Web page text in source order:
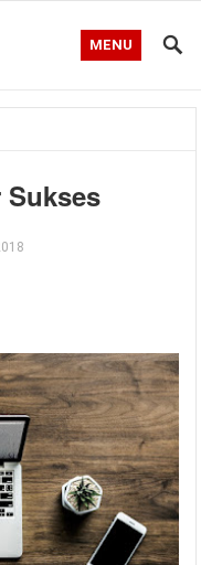
MENU